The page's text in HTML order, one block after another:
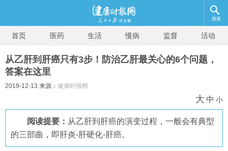
搜索
首页 医药 生活 慢病 监督 活动
从乙肝到肝癌只有3步！防治乙肝最关心的6个问题，
答案在这里
2019-12-13 来源： 健康时报网
大 中 小
阅读提要： 从乙肝到肝癌的演变过程，一般会有典型
的三部曲，即肝炎-肝硬化-肝癌。